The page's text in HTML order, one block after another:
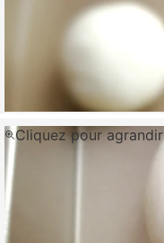
Cliquez pour agrandir